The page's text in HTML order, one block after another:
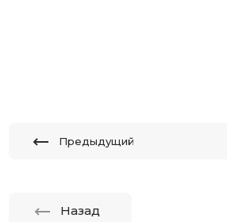
Предыдущий
Назад